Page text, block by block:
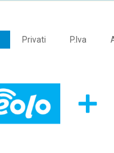
Privati P.Iva